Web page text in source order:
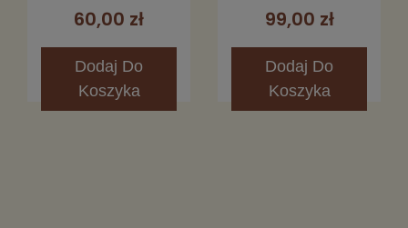
60,00 zł
Dodaj Do
Koszyka
księdza Jana
99,00 zł
Dodaj Do
Koszyka